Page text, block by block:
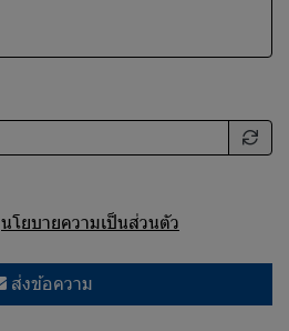
นโยบายความเป็นส่วนตัว
ส่งข้อความ